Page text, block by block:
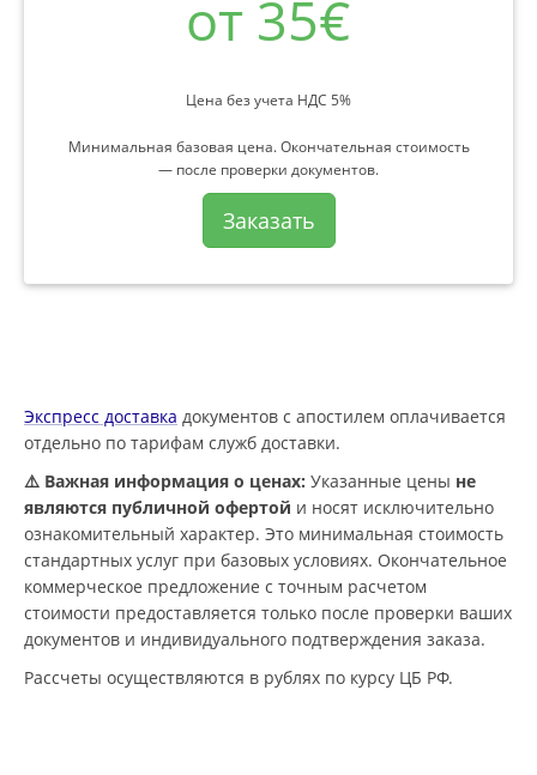
от 35€
Цена без учета НДС 5%
Минимальная базовая цена. Окончательная стоимость
— после проверки документов.
Заказать
Экспресс доставка документов с апостилем оплачивается
отдельно по тарифам служб доставки.
⚠️ Важная информация о ценах: Указанные цены не
являются публичной офертой и носят исключительно
ознакомительный характер. Это минимальная стоимость
стандартных услуг при базовых условиях. Окончательное
коммерческое предложение с точным расчетом
стоимости предоставляется только после проверки ваших
документов и индивидуального подтверждения заказа.
Рассчеты осуществляются в рублях по курсу ЦБ РФ.